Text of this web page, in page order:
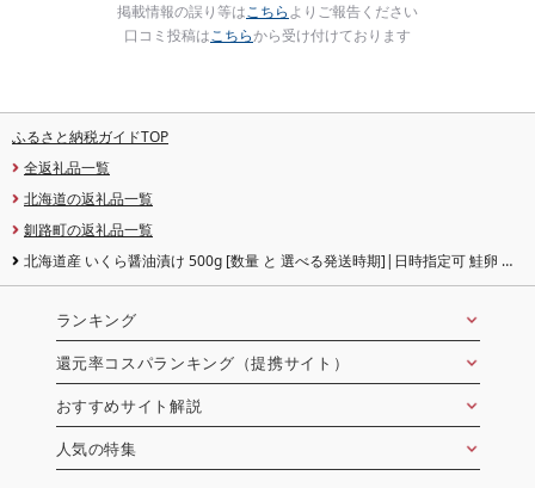
掲載情報の誤り等はこちらよりご報告ください
口コミ投稿はこちらから受け付けております
ふるさと納税ガイドTOP
全返礼品一覧
北海道の返礼品一覧
釧路町の返礼品一覧
北海道産 いくら醤油漬け 500g [数量 と 選べる発送時期]|日時指定可 鮭卵 国
ランキング
還元率コスパランキング（提携サイト）
おすすめサイト解説
人気の特集